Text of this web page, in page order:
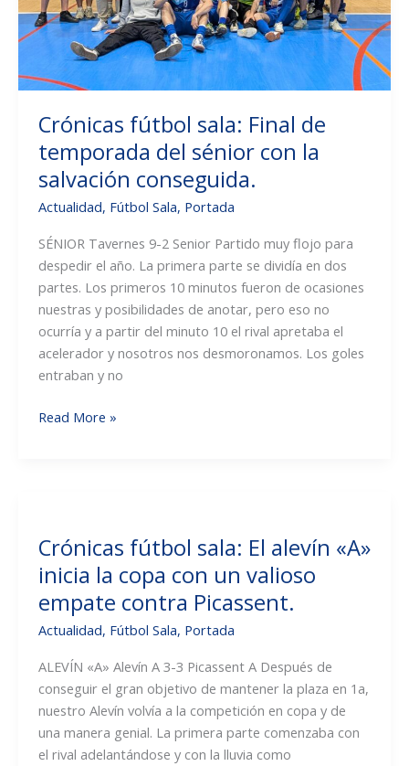
consiguieron
la
victoria.
Crónicas fútbol sala: Final de
temporada del sénior con la
salvación conseguida.
Actualidad, Fútbol Sala, Portada
SÉNIOR Tavernes 9-2 Senior Partido muy flojo para
despedir el año. La primera parte se dividía en dos
partes. Los primeros 10 minutos fueron de ocasiones
nuestras y posibilidades de anotar, pero eso no
ocurría y a partir del minuto 10 el rival apretaba el
acelerador y nosotros nos desmoronamos. Los goles
entraban y no
Crónicas
del
sénior
la
salvación
conseguida.
Read More »
Crónicas fútbol sala: El alevín «A»
inicia la copa con un valioso
empate contra Picassent.
Actualidad, Fútbol Sala, Portada
ALEVÍN «A» Alevín A 3-3 Picassent A Después de
conseguir el gran objetivo de mantener la plaza en 1a,
nuestro Alevín volvía a la competición en copa y de
una manera genial. La primera parte comenzaba con
el rival adelantándose y con la lluvia como